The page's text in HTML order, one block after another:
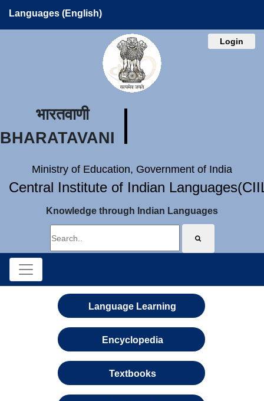
Languages (English)
Login
भारतवाणी
BHARATAVANI
Ministry of Education, Government of India
Central Institute of Indian
Knowledge through Indian Languages
Language Learning
Encyclopedia
Textbooks